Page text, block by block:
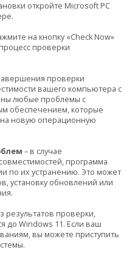
откройте Microsoft PC
на кнопку «Check Now»
проверки
проверки
вашего компьютера с
любые проблемы с
обеспечением, которые
новую операционную
– в случае
программа
по их устранению. Это может
установку обновлений или
результатов проверки,
до Windows 11. Если ваш
вы можете приступить